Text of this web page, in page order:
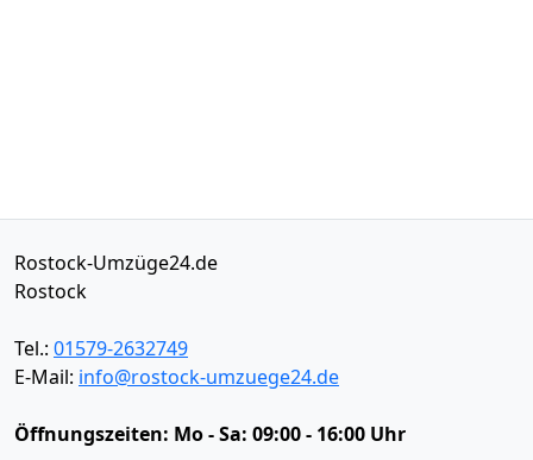
Rostock-Umzüge24.de
Rostock
Tel.: 01579-2632749
E-Mail: info@rostock-umzuege24.de
Öffnungszeiten: Mo - Sa: 09:00 - 16:00 Uhr